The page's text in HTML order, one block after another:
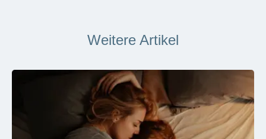
Weitere Artikel